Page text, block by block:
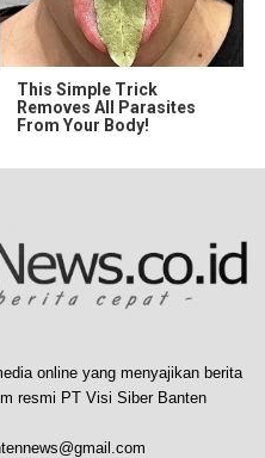
This Simple Trick
Removes All Parasites
From Your Body!
online yang menyajikan berita
resmi PT Visi Siber Banten